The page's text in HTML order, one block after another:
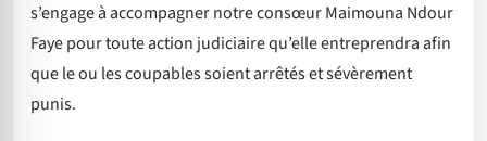
s’engage à accompagner notre consœur Maimouna Ndour
Faye pour toute action judiciaire qu’elle entreprendra afin
que le ou les coupables soient arrêtés et sévèrement
punis.